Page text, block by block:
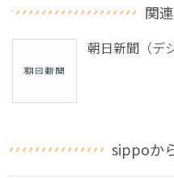
関
朝日新聞（デ
sippoか